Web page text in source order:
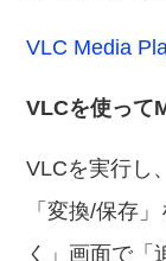
VLC Media
VLCを使って
VLCを実行し
「変換/保存
く」画面で「